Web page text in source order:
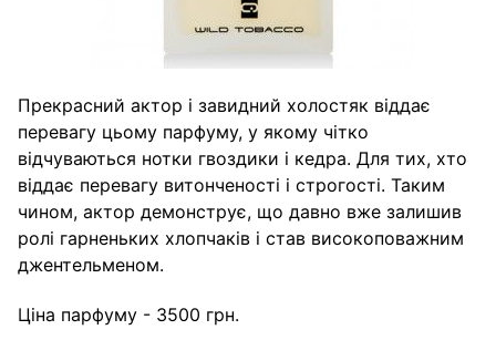
Прекрасний актор і завидний холостяк віддає
перевагу цьому парфуму, у якому чітко
відчуваються нотки гвоздики і кедра. Для тих, хто
віддає перевагу витонченості і строгості. Таким
чином, актор демонструє, що давно вже залишив
ролі гарненьких хлопчаків і став високоповажним
джентельменом.
Ціна парфуму - 3500 грн.